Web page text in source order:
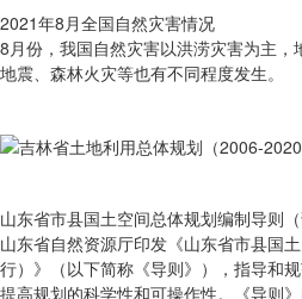
2021年8月全国自然灾害情况
8月份，我国自然灾害以洪涝灾害为主，
地震、森林火灾等也有不同程度发生。
山东省市县国土空间总体规划编制导则（
山东省自然资源厅印发《山东省市县国
行）》（以下简称《导则》），指导和
提高规划的科学性和可操作性。《导则